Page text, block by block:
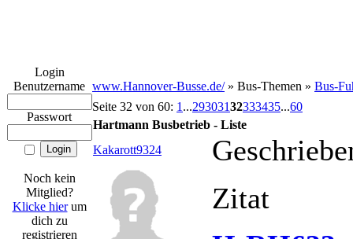
Login
Benutzername
Passwort
Noch kein
Mitglied?
Klicke hierum
dich zu
registrieren
www.Hannover-Busse.de/» Bus-Themen » Bus-
Seite 32 von 60: 1 ...29303132333435...60
Hartmann Busbetrieb - Liste
Kakarott9324
Zitat